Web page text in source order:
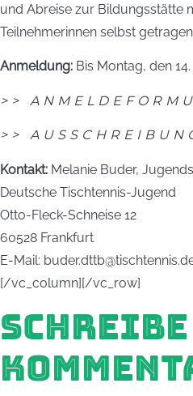
und Abreise zur Bildungsstätte
Teilnehmerinnen selbst
Anmeldung: Bis Montag, den 14.
>>
>>
Kontakt: Melanie Buder,
Deutsche Tischtennis-Jugend
Otto-Fleck-Schneise 12
60528 Frankfurt
E-Mail:
[/vc_column][/vc_row]